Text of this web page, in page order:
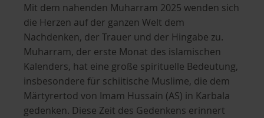
Mit dem nahenden Muharram 2025 wenden sich
die Herzen auf der ganzen Welt dem
Nachdenken, der Trauer und der Hingabe zu.
Muharram, der erste Monat des islamischen
Kalenders, hat eine große spirituelle Bedeutung,
insbesondere für schiitische Muslime, die dem
Märtyrertod von Imam Hussain (AS) in Karbala
gedenken. Diese Zeit des Gedenkens erinnert